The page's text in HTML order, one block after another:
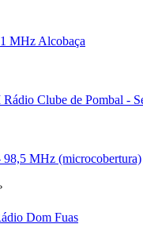
MHz Alcobaça
Clube de Pombal -
98,5 MHz (microcobertura)
Dom Fuas